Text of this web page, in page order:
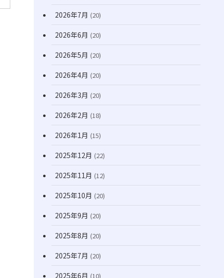
(170)
2026年7月 (20)
2026年6月 (20)
2026年5月 (20)
2026年4月 (20)
2026年3月 (20)
2026年2月 (18)
2026年1月 (15)
2025年12月 (22)
2025年11月 (12)
2025年10月 (20)
2025年9月 (20)
2025年8月 (20)
2025年7月 (20)
2025年6月 (10)